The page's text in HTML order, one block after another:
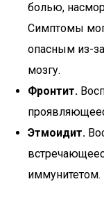
болью,
Симптомы
опасным из-
мозгу.
Фронтит.
Этмоидит.
иммунитетом.